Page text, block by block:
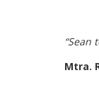
“Sean
Mtra.